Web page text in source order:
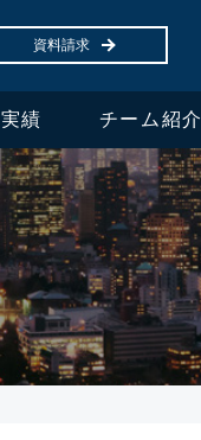
資料請求
実績 チーム紹介